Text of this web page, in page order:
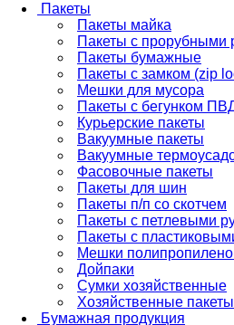
Пакеты
Пакеты майка
Пакеты с прорубными
Пакеты бумажные
Пакеты с замком (zip
Мешки для мусора
Пакеты с бегунком
Курьерские пакеты
Вакуумные пакеты
Вакуумные
Фасовочные пакеты
Пакеты для шин
Пакеты п/п со скотчем
Пакеты с петлевыми
Пакеты с
Мешки
Дойпаки
Сумки хозяйственные
Хозяйственные пакеты
Бумажная продукция